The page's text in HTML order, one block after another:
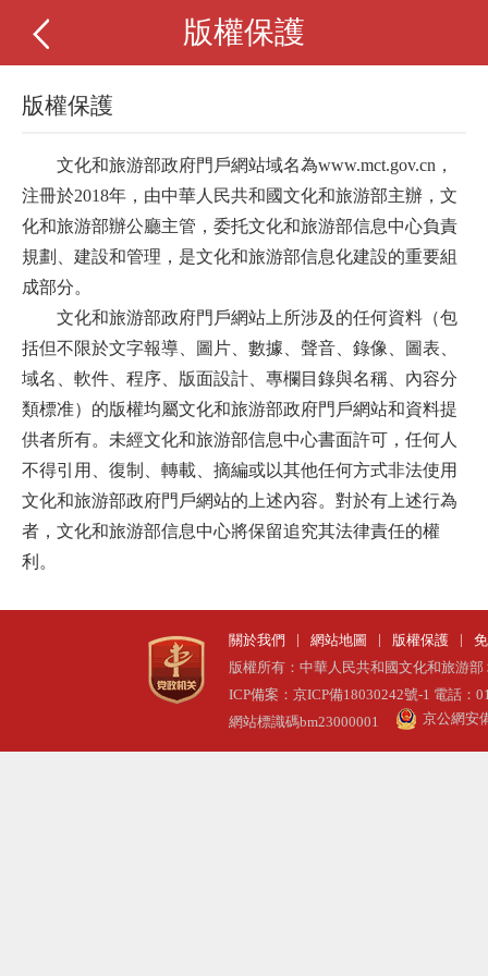
版權保護
版權保護
文化和旅游部政府門戶網站域名為www.mct.gov.cn ，
注冊於2018年，由中華人民共和國文化和旅游部主辦，文
化和旅游部辦公廳主管，委托文化和旅游部信息中心負責
規劃、建設和管理，是文化和旅游部信息化建設的重要組
成部分。
文化和旅游部政府門戶網站上所涉及的任何資料（包
括但不限於文字報導、圖片、數據、聲音、錄像、圖表、
域名、軟件、程序、版面設計、專欄目錄與名稱、內容分
類標准）的版權均屬文化和旅游部政府門戶網站和資料提
供者所有。未經文化和旅游部信息中心書面許可，任何人
不得引用、復制、轉載、摘編或以其他任何方式非法使用
文化和旅游部政府門戶網站的上述內容。對於有上述行為
者，文化和旅游部信息中心將保留追究其法律責任的權
利。